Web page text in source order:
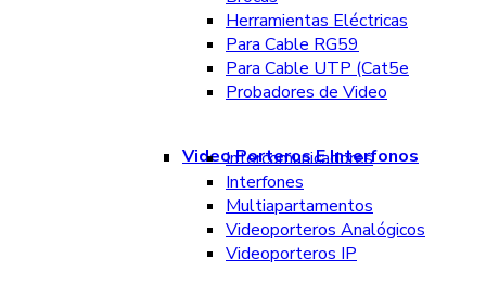
Herramientas Eléctricas
Para Cable RG59
Para Cable UTP (Cat5e
Probadores de Video
Video Porteros E Interfonos
Intercomunicadores
Interfones
Multiapartamentos
Videoporteros Analógicos
Videoporteros IP